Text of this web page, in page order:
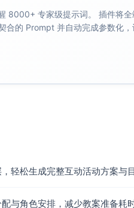
分钟）
“1-2-3-4”，孩子在“1、3”做大步拍
音乐或节拍器，保持稳定速度
控制、姿势与节拍稳定
8000+ 专家级提示词。 插件将
合的 Prompt 并自动完成参数化
轻松生成完整互动活动方案与
与角色安排，减少教案准备耗